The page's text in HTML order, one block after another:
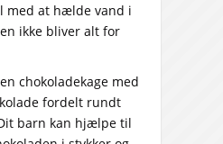
at hælde vand i
ikke bliver alt for
chokoladekage med
fordelt rundt
barn kan hjælpe til